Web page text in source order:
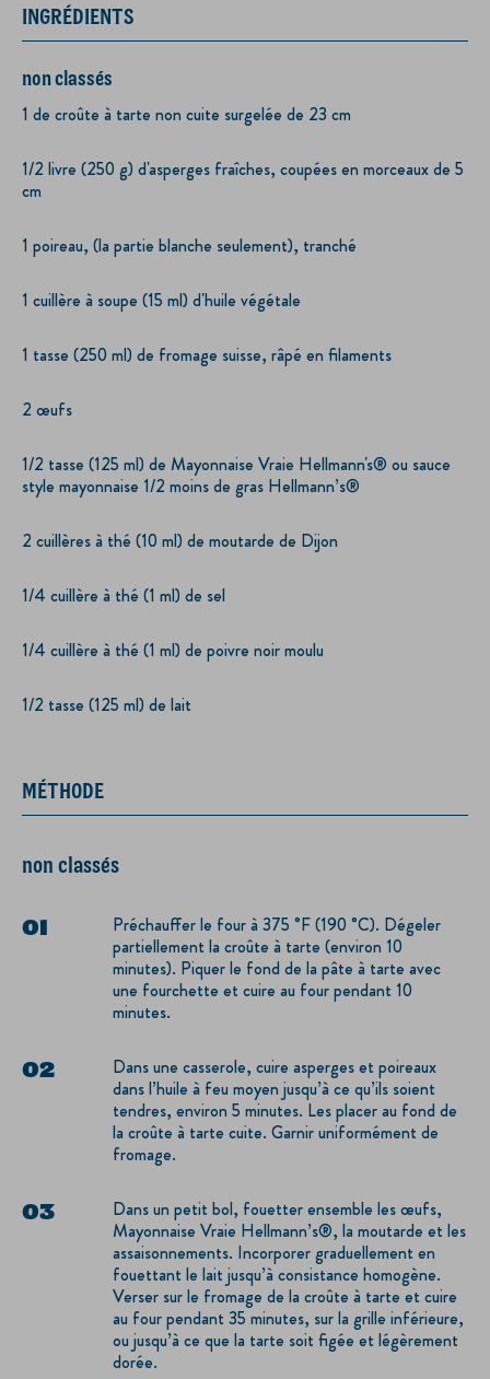
INGRÉDIENTS
non classés
1 de croûte à tarte non cuite surgelée de 23 cm
1/2 livre (250 g) d'asperges fraîches, coupées en morceaux de 5
cm
1 poireau, (la partie blanche seulement), tranché
1 cuillère à soupe (15 ml) d'huile végétale
1 tasse (250 ml) de fromage suisse, râpé en filaments
2 œufs
1/2 tasse (125 ml) de Mayonnaise Vraie Hellmann's® ou sauce
style mayonnaise 1/2 moins de gras Hellmann’s®
2 cuillères à thé (10 ml) de moutarde de Dijon
1/4 cuillère à thé (1 ml) de sel
1/4 cuillère à thé (1 ml) de poivre noir moulu
1/2 tasse (125 ml) de lait
MÉTHODE
non classés
Préchauffer le four à 375 °F (190 °C). Dégeler
partiellement la croûte à tarte (environ 10
minutes). Piquer le fond de la pâte à tarte avec
une fourchette et cuire au four pendant 10
minutes.
Dans une casserole, cuire asperges et poireaux
dans l’huile à feu moyen jusqu’à ce qu’ils soient
tendres, environ 5 minutes. Les placer au fond de
la croûte à tarte cuite. Garnir uniformément de
fromage.
Dans un petit bol, fouetter ensemble les œufs,
Mayonnaise Vraie Hellmann’s®, la moutarde et les
assaisonnements. Incorporer graduellement en
fouettant le lait jusqu’à consistance homogène.
Verser sur le fromage de la croûte à tarte et cuire
au four pendant 35 minutes, sur la grille inférieure,
ou jusqu’à ce que la tarte soit figée et légèrement
dorée.